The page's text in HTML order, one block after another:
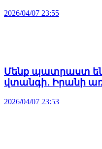
2026/04/07 23:55
Մենք պատրաստ են
վտանգի․ Իրանի
2026/04/07 23:53